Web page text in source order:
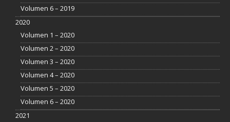
Volumen 6 – 2019
2020
Volumen 1 – 2020
Volumen 2 – 2020
Volumen 3 – 2020
Volumen 4 – 2020
Volumen 5 – 2020
Volumen 6 – 2020
2021